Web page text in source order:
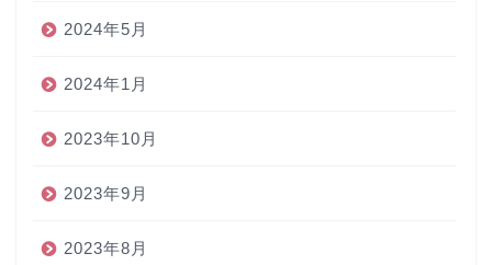
2024年5月
2024年1月
2023年10月
2023年9月
2023年8月